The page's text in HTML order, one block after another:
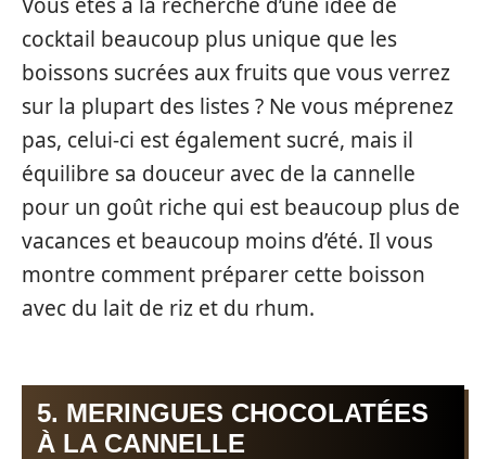
cocktail beaucoup plus unique que les
boissons sucrées aux fruits que vous verrez
sur la plupart des listes ? Ne vous méprenez
pas, celui-ci est également sucré, mais il
équilibre sa douceur avec de la cannelle
pour un goût riche qui est beaucoup plus de
vacances et beaucoup moins d’été. Il vous
montre comment préparer cette boisson
avec du lait de riz et du rhum.
5. MERINGUES CHOCOLATÉES
À LA CANNELLE